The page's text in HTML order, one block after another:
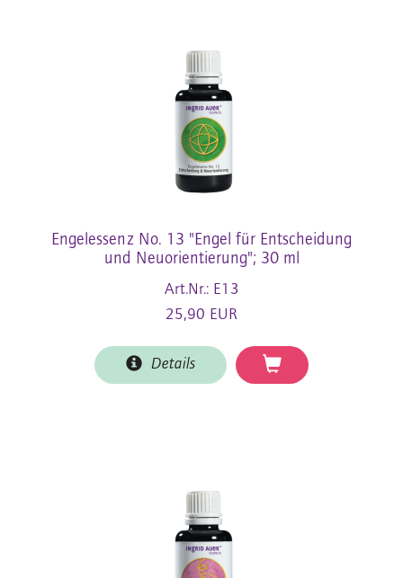
Engelessenz No. 13 "Engel für Entscheidung
und Neuorientierung"; 30 ml
Art.Nr.: E13
25,90 EUR
Details